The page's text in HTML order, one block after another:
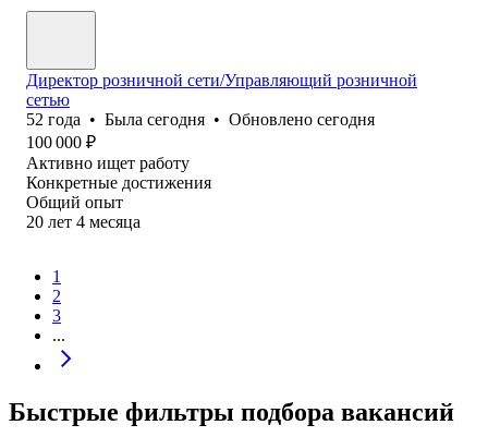
Директор розничной сети/Управляющий розничной
сетью
52 года • Была сегодня • Обновлено сегодня
100 000 ₽
Активно ищет работу
Конкретные достижения
Общий опыт
20 лет 4 месяца
1
2
3
...
Быстрые фильтры подбора вакансий